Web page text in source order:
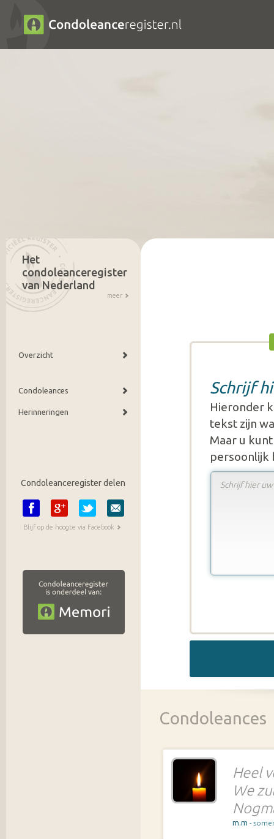
Schrijf
Hieronder
tekst zijn
Maar u
persoonlijk
Condoleances
Heel
We
m.m -
Het
condoleanceregister
van Nederland
meer
Overzicht
Condoleances
Herinneringen
Condoleanceregister delen
Blijf op de hoogte via Facebook